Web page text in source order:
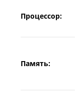
Процессор:
Память: